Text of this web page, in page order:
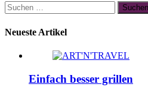
Suchen
nach:
Neueste Artikel
Einfach besser grillen